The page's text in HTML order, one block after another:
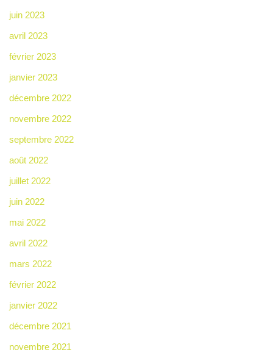
juin 2023
avril 2023
février 2023
janvier 2023
décembre 2022
novembre 2022
septembre 2022
août 2022
juillet 2022
juin 2022
mai 2022
avril 2022
mars 2022
février 2022
janvier 2022
décembre 2021
novembre 2021